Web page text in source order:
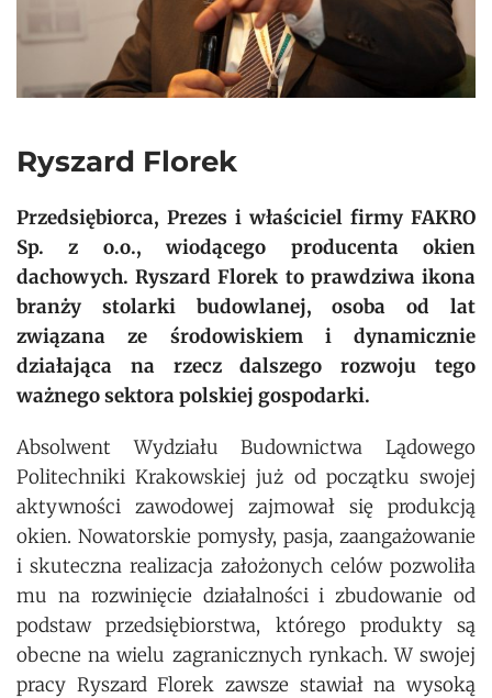
Ryszard Florek
Przedsiębiorca, Prezes i właściciel firmy FAKRO
Sp. z o.o., wiodącego producenta okien
dachowych. Ryszard Florek to prawdziwa ikona
branży stolarki budowlanej, osoba od lat
związana ze środowiskiem i dynamicznie
działająca na rzecz dalszego rozwoju tego
ważnego sektora polskiej gospodarki.
Absolwent Wydziału Budownictwa Lądowego
Politechniki Krakowskiej już od początku swojej
aktywności zawodowej zajmował się produkcją
okien. Nowatorskie pomysły, pasja, zaangażowanie
i skuteczna realizacja założonych celów pozwoliła
mu na rozwinięcie działalności i zbudowanie od
podstaw przedsiębiorstwa, którego produkty są
obecne na wielu zagranicznych rynkach. W swojej
pracy Ryszard Florek zawsze stawiał na wysoką